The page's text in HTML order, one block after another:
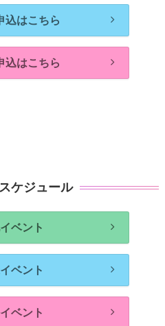
込はこちら
込はこちら
スケジュール
ベント
ベント
ベント